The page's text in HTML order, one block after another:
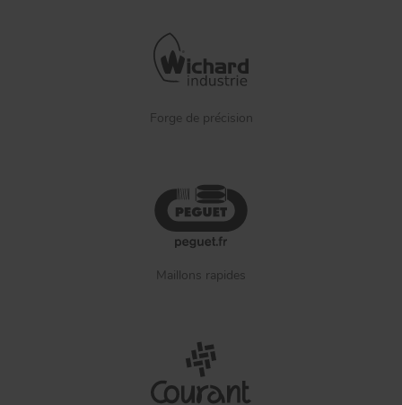
Forge de précision
Maillons rapides